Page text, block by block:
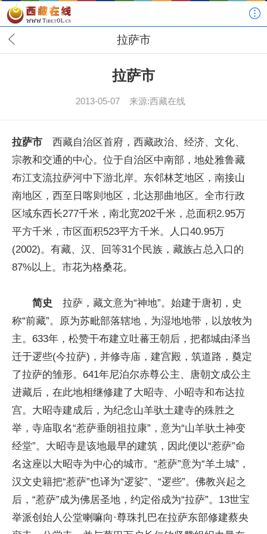
拉萨市
拉萨市
2013-05-07 来源:西藏在线
拉萨市 西藏自治区首府，西藏政治、经济、文化、
宗教和交通的中心。位于自治区中南部，地处雅鲁藏
布江支流拉萨河中下游北岸。东邻林芝地区，南接山
南地区，西至日喀则地区，北达那曲地区。全市行政
区域东西长277千米，南北宽202千米，总面积2.95万
平方千米，市区面积523平方千米。人口40.95万
(2002)。有藏、汉、回等31个民族，藏族占总入口的
87%以上。市花为格桑花。
简史
拉萨，藏文意为“神地”。始建于唐初，史
称“前藏”。原为苏毗部落辖地，为湿地地带，以放牧为
主。633年，松赞干布建立吐蕃王朝后，把都城由泽当
迁于逻些(今拉萨)，并修寺庙，建宫殿，筑道路，奠定
了拉萨的雏形。641年尼泊尔赤尊公主、唐朝文成公主
进藏后，在此地相继修建了大昭寺、小昭寺和布达拉
宫。大昭寺建成后，为纪念山羊驮土建寺的殊胜之
举，寺庙取名“惹萨垂朗祖拉康”，意为“山羊驮土神变
经堂”。大昭寺是该地最早的建筑，因此便以“惹萨”命
名这座以大昭寺为中心的城市。“惹萨”意为“羊土城”，
汉文史籍把“惹萨”也译为“逻娑”、“逻些”。佛教兴起之
后，“惹萨”成为佛居圣地，约定俗成为“拉萨”。13世宝
举派创始人公堂喇嘛向·尊珠扎巴在拉萨东部修建蔡央